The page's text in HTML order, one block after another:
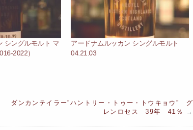
シングルモルト マ
2022）
アードナムルッカン シングルモルト
04.21.03
ダンカンテイラー”ハントリー・トゥー・トウキョウ” グ
レンロセス 39年 41％
→